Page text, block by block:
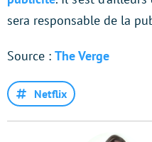
sera responsable de la
Source : The Verge
Netflix